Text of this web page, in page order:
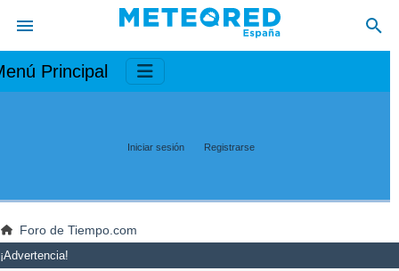
Principal
Iniciar sesión Registrarse
Foro de Tiempo.com
¡Advertencia!